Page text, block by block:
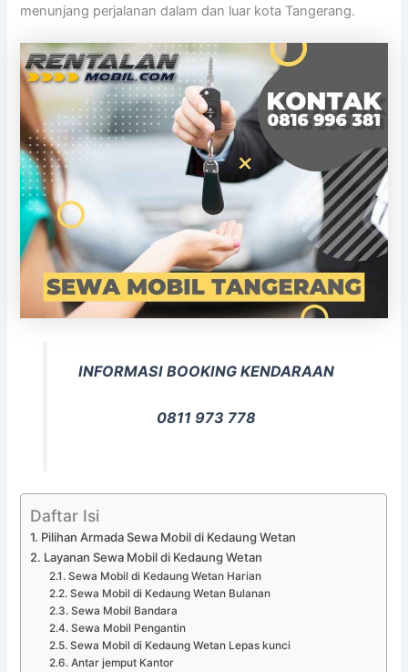
menunjang perjalanan dalam dan luar kota Tangerang.
INFORMASI BOOKING KENDARAAN
0811 973 778
Daftar Isi
Pilihan Armada Sewa Mobil di Kedaung Wetan
Layanan Sewa Mobil di Kedaung Wetan
Sewa Mobil di Kedaung Wetan Harian
Sewa Mobil di Kedaung Wetan Bulanan
Sewa Mobil Bandara
Sewa Mobil Pengantin
Sewa Mobil di Kedaung Wetan Lepas kunci
Antar jemput Kantor